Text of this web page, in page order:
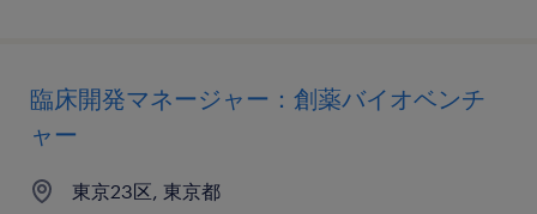
臨床開発マネージャー：創薬バイオベンチ
ャー
東京23区, 東京都